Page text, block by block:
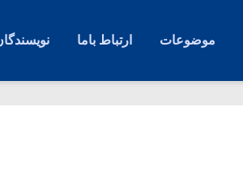
موضوعات ارتباط باما